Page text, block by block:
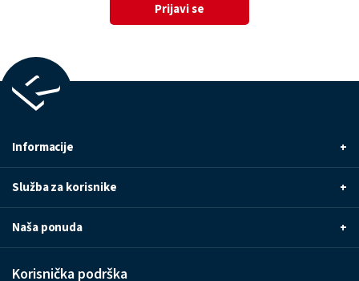
Prijavi se
Informacije +
Služba za korisnike +
Naša ponuda +
Korisnička podrška